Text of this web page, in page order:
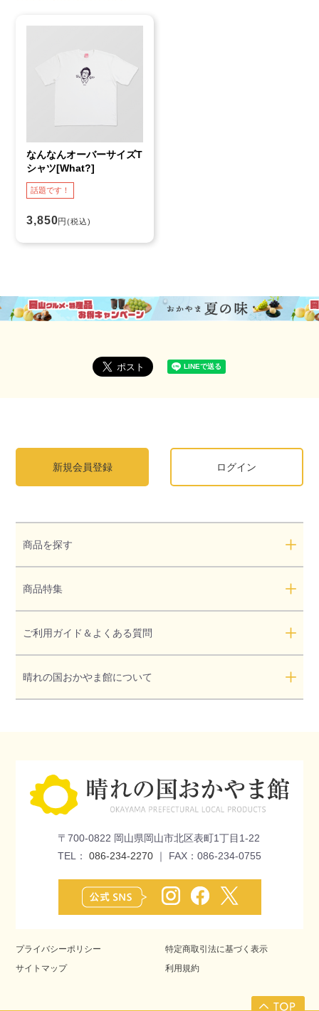
なんなんオーバーサイズT
シャツ[What?]
話題です！
3,850円(税込)
新規会員登録 ログイン
商品を探す
商品特集
ご利用ガイド＆よくある質問
晴れの国おかやま館について
〒700-0822 岡山県岡山市北区表町1丁目1-22
TEL： 086-234-2270 ｜ FAX：086-234-0755
プライバシーポリシー
特定商取引法に基づく表示
サイトマップ
利用規約